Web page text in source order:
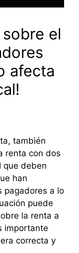
el
afecta
también
renta con dos
que deben
han
pagadores a lo
puede
la renta a
importante
correcta y